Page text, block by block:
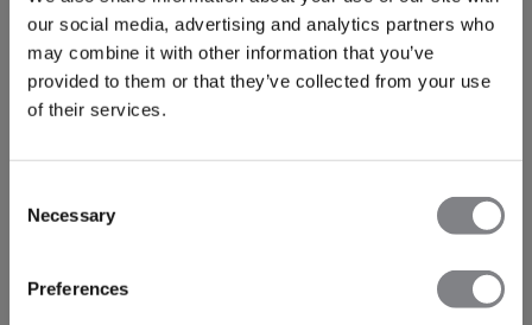
our social media, advertising and analytics partners who
may combine it with other information that you’ve
provided to them or that they’ve collected from your use
of their services.
Selection
Necessary
Preferences